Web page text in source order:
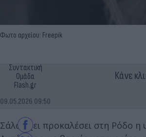
Φωτο αρχείου: Freepik
Συντακτική
Ομάδα
Flash.gr
09.05.2026 09:50
Κάνε
Σάλο έχει προκαλέσει στη Ρόδο